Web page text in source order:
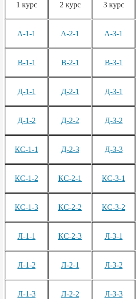
1 курс 2 курс 3 курс
А-1-1 А-2-1 А-3-1
В-1-1 В-2-1 В-3-1
Д-1-1 Д-2-1 Д-3-1
Д-1-2 Д-2-2 Д-3-2
КС-1-1 Д-2-3 Д-3-3
КС-1-2 КС-2-1 КС-3-1
КС-1-3 КС-2-2 КС-3-2
Л-1-1 КС-2-3 Л-3-1
Л-1-2 Л-2-1 Л-3-2
Л-1-3 Л-2-2 Л-3-3